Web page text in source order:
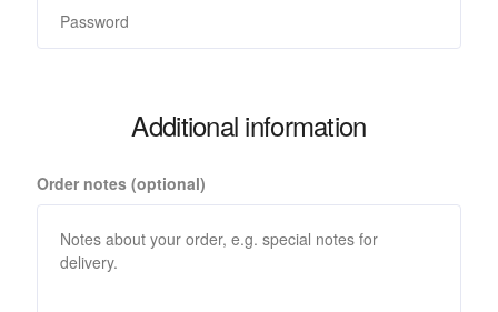
Additional information
Order notes (optional)